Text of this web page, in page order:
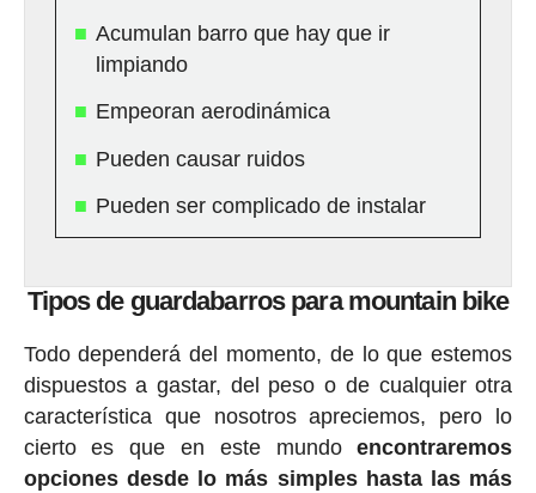
Acumulan barro que hay que ir
limpiando
Empeoran aerodinámica
Pueden causar ruidos
Pueden ser complicado de instalar
Tipos de guardabarros para mountain bike
Todo dependerá del momento, de lo que estemos
dispuestos a gastar, del peso o de cualquier otra
característica que nosotros apreciemos, pero lo
cierto es que en este mundoencontraremos
opciones desde lo más simples hasta las más